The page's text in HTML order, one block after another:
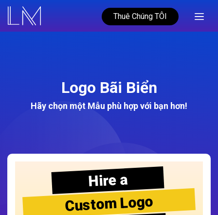
Thuê Chúng TÔI
Logo Bãi Biển
Hãy chọn một Mẫu phù hợp với bạn hơn!
Hire a
Custom Logo